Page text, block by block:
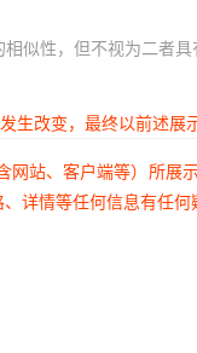
似性，但不视为二者具
改变，最终以前述展
站、客户端等）所
情等任何信息有任